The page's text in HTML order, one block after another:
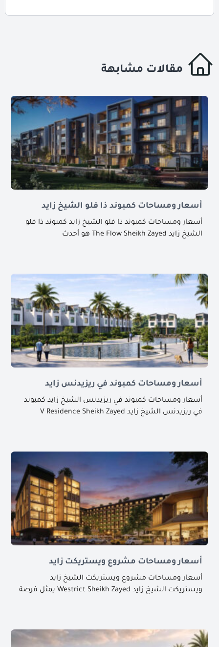
مقالات مشابهة
أسعار ومساحات كمبوند ذا فلو الشيخ زايد
أسعار ومساحات كمبوند ذا فلو الشيخ زايد كمبوند ذا فلو
الشيخ زايد The Flow Sheikh Zayed هو أحدث
أسعار ومساحات كمبوند في ريزيدنس زايد
أسعار ومساحات كمبوند في ريزيدنس الشيخ زايد كمبوند
في ريزيدنس الشيخ زايد V Residence Sheikh Zayed
أسعار ومساحات مشروع ويستريكت زايد
أسعار ومساحات مشروع ويستريكت الشيخ زايد
ويستريكت الشيخ زايد Westrict Sheikh Zayed يمثل فرصة